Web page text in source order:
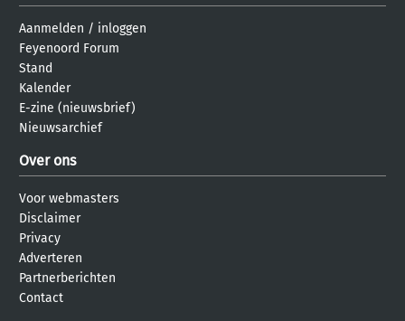
Aanmelden / inloggen
Feyenoord Forum
Stand
Kalender
E-zine (nieuwsbrief)
Nieuwsarchief
Over ons
Voor webmasters
Disclaimer
Privacy
Adverteren
Partnerberichten
Contact